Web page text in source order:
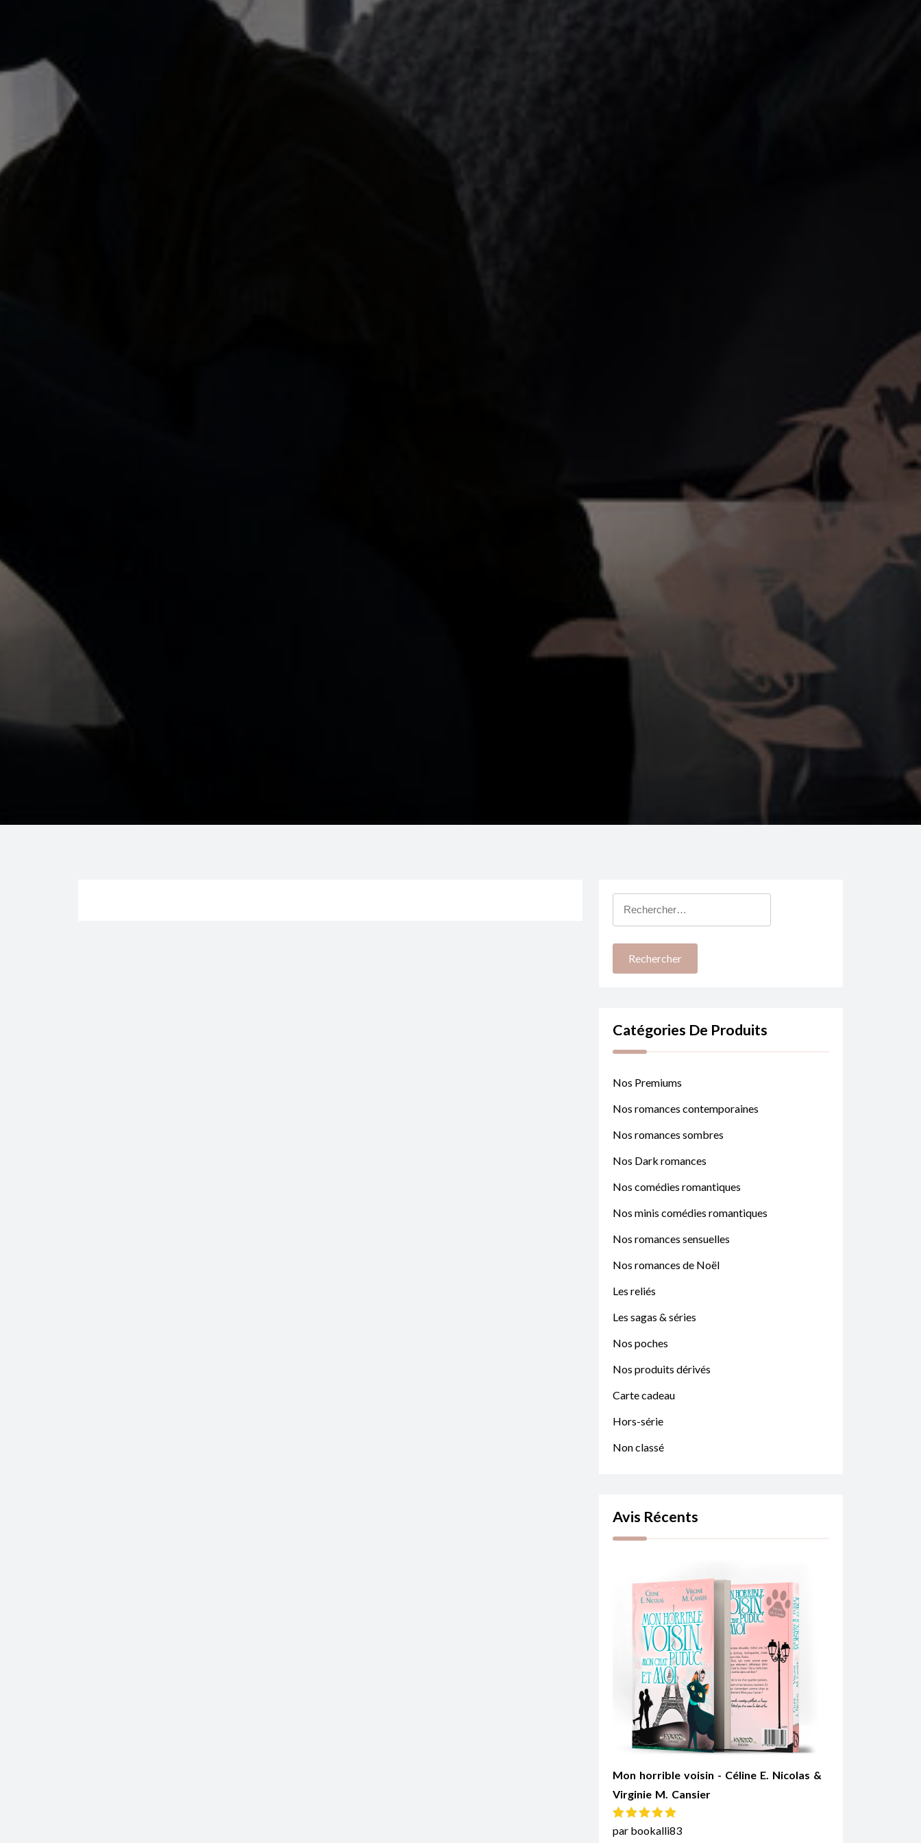
Catégories De Produits
Nos Premiums
Nos romances contemporaines
Nos romances sombres
Nos Dark romances
Nos comédies romantiques
Nos minis comédies romantiques
Nos romances sensuelles
Nos romances de Noël
Les reliés
Les sagas & séries
Nos poches
Nos produits dérivés
Carte cadeau
Hors-série
Non classé
Avis Récents
Mon horrible voisin - Céline E. Nicolas &
Virginie M. Cansier
Note5sur 5
par bookalli83